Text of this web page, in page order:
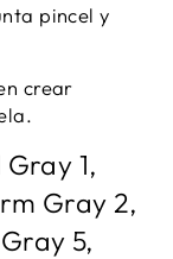
pincel y
crear
1,
Gray 2,
5,